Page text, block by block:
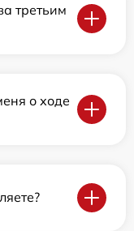
третьим
о ходе